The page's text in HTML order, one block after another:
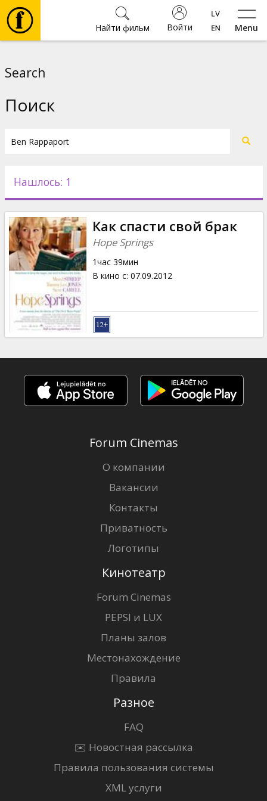
Menu
Войти
Найти фильм
Новости
Подарки
Кинозакуски
B2B
Клуб
Search
Поиск
Нашлось: 1
Как спасти свой брак
Hope Springs
1час 39мин
В кино с: 07.09.2012
Forum Cinemas
О компании
Вакансии
Контакты
Приватность
Логотипы
Кинотеатр
Forum Cinemas
PEPSI и LUX
Планы залов
Местонахождение
Правила
Разное
FAQ
✉️ Новостная рассылка
Правила пользования системы
XML услуги